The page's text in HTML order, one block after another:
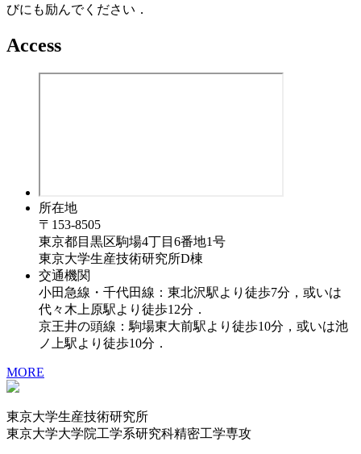
びにも励んでください．
Access
所在地
〒153-8505
東京都目黒区駒場4丁目6番地1号
東京大学生産技術研究所D棟
交通機関
小田急線・千代田線：東北沢駅より徒歩7分，或いは
代々木上原駅より徒歩12分．
京王井の頭線：駒場東大前駅より徒歩10分，或いは池
ノ上駅より徒歩10分．
MORE
東京大学生産技術研究所
東京大学大学院工学系研究科精密工学専攻